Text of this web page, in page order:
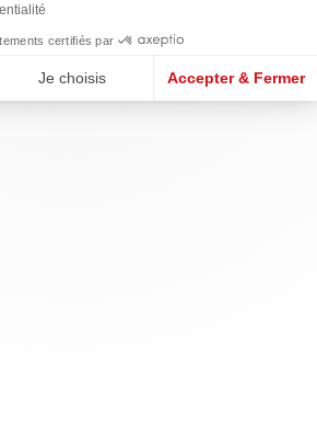
certifiés par
Je choisis Accepter & Fermer